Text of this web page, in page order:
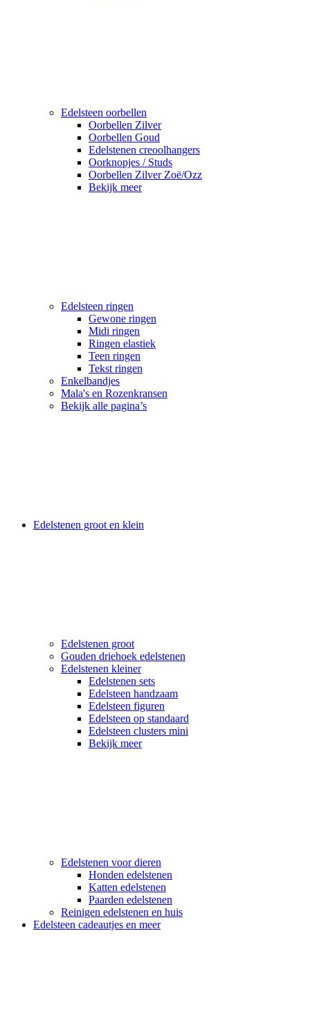
Edelsteen oorbellen
Oorbellen Zilver
Oorbellen Goud
Edelstenen creoolhangers
Oorknopjes / Studs
Oorbellen Zilver Zoë/Ozz
Bekijk meer
Edelsteen ringen
Gewone ringen
Midi ringen
Ringen elastiek
Teen ringen
Tekst ringen
Enkelbandjes
Mala's en Rozenkransen
Bekijk alle pagina’s
Edelstenen groot en klein
Edelstenen groot
Gouden driehoek edelstenen
Edelstenen kleiner
Edelstenen sets
Edelsteen handzaam
Edelsteen figuren
Edelsteen op standaard
Edelsteen clusters mini
Bekijk meer
Edelstenen voor dieren
Honden edelstenen
Katten edelstenen
Paarden edelstenen
Reinigen edelstenen en huis
Edelsteen cadeautjes en meer